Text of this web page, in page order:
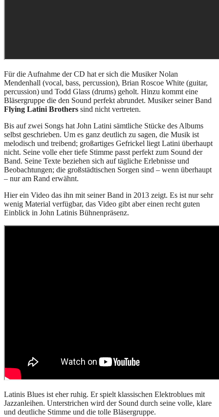
Für die Aufnahme der CD hat er sich die Musiker Nolan
Mendenhall (vocal, bass, percussion), Brian Roscoe White (guitar,
percussion) und Todd Glass (drums) geholt. Hinzu kommt eine
Bläsergruppe die den Sound perfekt abrundet. Musiker seiner Band
Flying Latini Brothers sind nicht vertreten.
Bis auf zwei Songs hat John Latini sämtliche Stücke des Albums
selbst geschrieben. Um es ganz deutlich zu sagen, die Musik ist
melodisch und treibend; großartiges Gefrickel liegt Latini überhaupt
nicht. Seine volle eher tiefe Stimme passt perfekt zum Sound der
Band. Seine Texte beziehen sich auf tägliche Erlebnisse und
Beobachtungen; die großstädtischen Sorgen sind – wenn überhaupt
– nur am Rand erwähnt.
Hier ein Video das ihn mit seiner Band in 2013 zeigt. Es ist nur sehr
wenig Material verfügbar, das Video gibt aber einen recht guten
Einblick in John Latinis Bühnenpräsenz.
Latinis Blues ist eher ruhig. Er spielt klassischen Elektroblues mit
Jazzanleihen. Unterstrichen wird der Sound durch seine volle, klare
und deutliche Stimme und die tolle Bläsergruppe.